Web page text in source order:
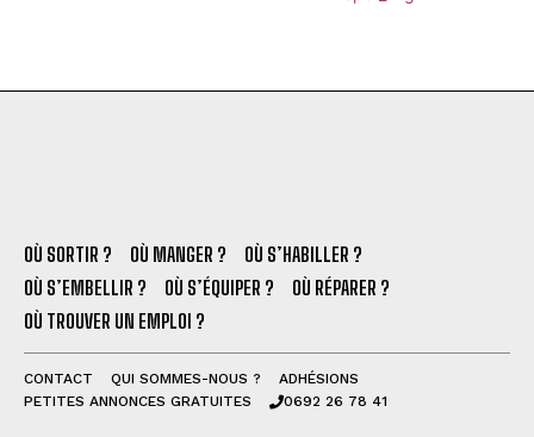
OÙ SORTIR ? OÙ MANGER ?
OÙ S’HABILLER ?
OÙ S’EMBELLIR ?
OÙ S’ÉQUIPER ?
OÙ RÉPARER ?
OÙ TROUVER UN EMPLOI ?
CONTACT QUI SOMMES-NOUS ?
ADHÉSIONS
PETITES ANNONCES GRATUITES
0692 26 78 41